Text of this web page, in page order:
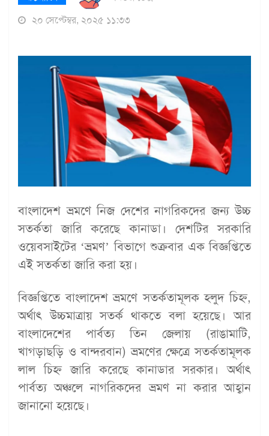
২০ সেপ্টেম্বর, ২০২৫ ১১:৩৩
বাংলাদেশ ভ্রমণে নিজ দেশের নাগরিকদের জন্য উচ্চ
সতর্কতা জারি করেছে কানাডা। দেশটির সরকারি
ওয়েবসাইটের ‘ভ্রমণ’ বিভাগে শুক্রবার এক বিজ্ঞপ্তিতে
এই সতর্কতা জারি করা হয়।
বিজ্ঞপ্তিতে বাংলাদেশ ভ্রমণে সতর্কতামূলক হলুদ চিহ্ন,
অর্থাৎ উচ্চমাত্রায় সতর্ক থাকতে বলা হয়েছে। আর
বাংলাদেশের পার্বত্য তিন জেলায় (রাঙামাটি,
খাগড়াছড়ি ও বান্দরবান) ভ্রমণের ক্ষেত্রে সতর্কতামূলক
লাল চিহ্ন জারি করেছে কানাডার সরকার। অর্থাৎ
পার্বত্য অঞ্চলে নাগরিকদের ভ্রমণ না করার আহ্বান
জানানো হয়েছে।